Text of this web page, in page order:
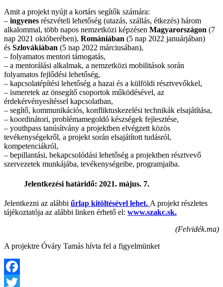
Amit a projekt nyújt a kortárs segítők számára:
– ingyenes részvételi lehetőség (utazás, szállás, étkezés) három
alkalommal, több napos nemzetközi képzésen Magyarországon (7
nap 2021 októberében), Romániában (5 nap 2022 januárjában)
és Szlovákiában (5 nap 2022 márciusában),
– folyamatos mentori támogatás,
– a mentorálási alkalmak, a nemzetközi mobilitások során
folyamatos fejlődési lehetőség,
– kapcsolatépítési lehetőség a hazai és a külföldi résztvevőkkel,
– ismeretek az önsegítő csoportok működésével, az
érdekérvényesítéssel kapcsolatban,
– segítő, kommunikációs, konfliktuskezelési technikák elsajátítása,
– koordinátori, problémamegoldó készségek fejlesztése,
– youthpass tanúsítvány a projektben elvégzett közös
tevékenységekről, a projekt során elsajátított tudásról,
kompetenciákról,
– bepillantási, bekapcsolódási lehetőség a projektben résztvevő
szervezetek munkájába, tevékenységeibe, programjaiba.
Jelentkezési határidő: 2021. május. 7.
Jelentkezni az alábbi űrlap kitöltésével lehet. A projekt részletes
tájékoztatója az alábbi linken érhető el: www.szakc.sk.
(Felvidék.ma)
A projektre Óváry Tamás hívta fel a figyelmünket
Facebook